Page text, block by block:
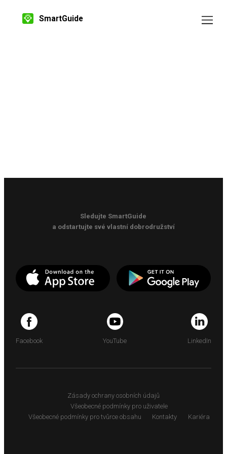
SmartGuide
Sledujte SmartGuide
a odstartujte své vlastní dobrodružství
Facebook YouTube LinkedIn
Zásady ochrany osobních údajů
Všeobecné podmínky pro uživatele
Všeobecné podmínky pro tvůrce obsahu
Kontakty Kariéra